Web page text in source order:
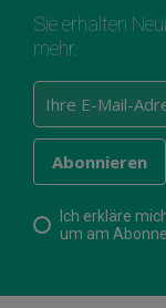
Sie erhalten
mehr.
Ich erkläre
um am